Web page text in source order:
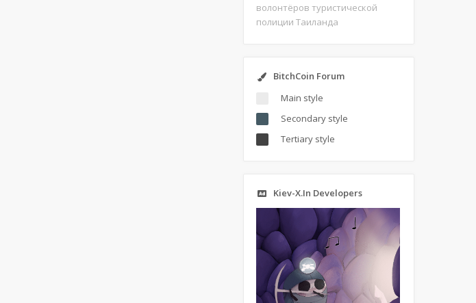
волонтёров туристической
полиции Таиланда
BitchCoin Forum
Main style
Secondary style
Tertiary style
Kiev-X.In Developers